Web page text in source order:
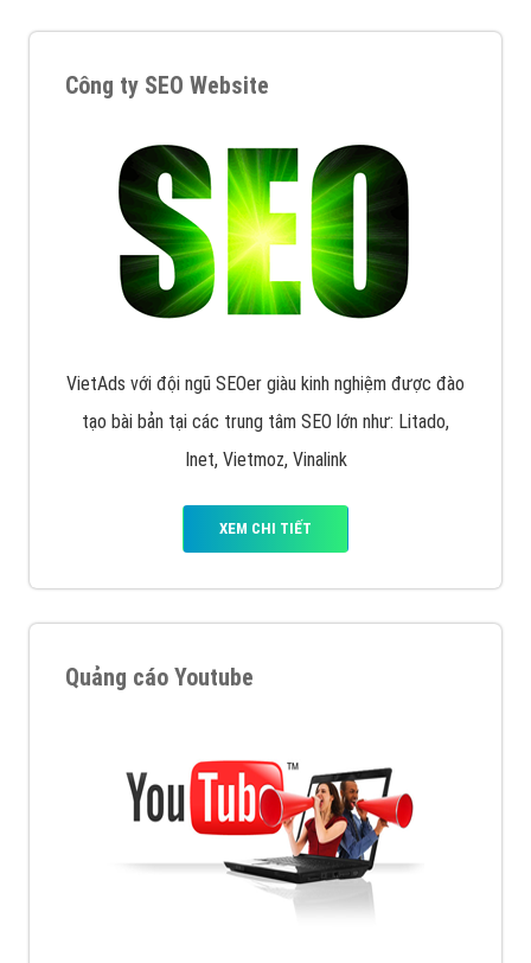
Công ty SEO Website
VietAds với đội ngũ SEOer giàu kinh nghiệm được đào
tạo bài bản tại các trung tâm SEO lớn như: Litado,
Inet, Vietmoz, Vinalink
XEM CHI TIẾT
Quảng cáo Youtube